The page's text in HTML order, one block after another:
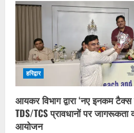
हरिद्वार
आयकर विभाग द्वारा ‘नए इनकम
TDS/TCS प्रावधानों पर
आयोजन